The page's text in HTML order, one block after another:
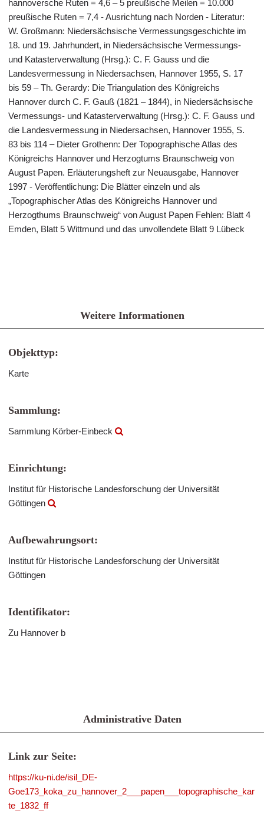
hannoversche Ruten = 4,6 – 5 preußische Meilen = 10.000
preußische Ruten = 7,4 - Ausrichtung nach Norden - Literatur:
W. Großmann: Niedersächsische Vermessungsgeschichte im
18. und 19. Jahrhundert, in Niedersächsische Vermessungs-
und Katasterverwaltung (Hrsg.): C. F. Gauss und die
Landesvermessung in Niedersachsen, Hannover 1955, S. 17
bis 59 – Th. Gerardy: Die Triangulation des Königreichs
Hannover durch C. F. Gauß (1821 – 1844), in Niedersächsische
Vermessungs- und Katasterverwaltung (Hrsg.): C. F. Gauss und
die Landesvermessung in Niedersachsen, Hannover 1955, S.
83 bis 114 – Dieter Grothenn: Der Topographische Atlas des
Königreichs Hannover und Herzogtums Braunschweig von
August Papen. Erläuterungsheft zur Neuausgabe, Hannover
1997 - Veröffentlichung: Die Blätter einzeln und als
„Topographischer Atlas des Königreichs Hannover und
Herzogthums Braunschweig“ von August Papen Fehlen: Blatt 4
Emden, Blatt 5 Wittmund und das unvollendete Blatt 9 Lübeck
Weitere Informationen
Objekttyp:
Karte
Sammlung:
Sammlung Körber-Einbeck
Einrichtung:
Institut für Historische Landesforschung der Universität
Göttingen
Aufbewahrungsort:
Institut für Historische Landesforschung der Universität
Göttingen
Identifikator:
Zu Hannover b
Administrative Daten
Link zur Seite:
https://ku-ni.de/isil_DE-
Goe173_koka_zu_hannover_2___papen___topographische_kar
te_1832_ff